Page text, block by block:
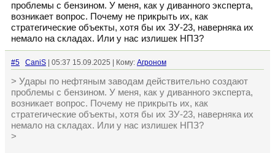
проблемы с бензином. У меня, как у диванного эксперта,
возникает вопрос. Почему не прикрыть их, как
стратегические объекты, хотя бы их ЗУ-23, наверняка их
немало на складах. Или у нас излишек НПЗ?
#5 CaniS | 05:37 15.09.2025 | Кому: Агроном
> Удары по нефтяным заводам действительно создают
проблемы с бензином. У меня, как у диванного эксперта,
возникает вопрос. Почему не прикрыть их, как
стратегические объекты, хотя бы их ЗУ-23, наверняка их
немало на складах. Или у нас излишек НПЗ?
>